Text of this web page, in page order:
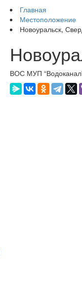
Главная
Местоположение
Новоуральск,
ВОС МУП